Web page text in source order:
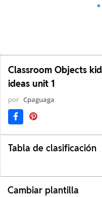
Classroom Objects
ideas unit 1
por Cpaguaga
Tabla de clasificación
Cambiar plantilla